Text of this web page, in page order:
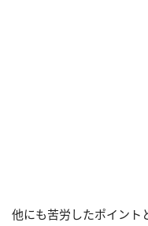
他にも苦労したポイント